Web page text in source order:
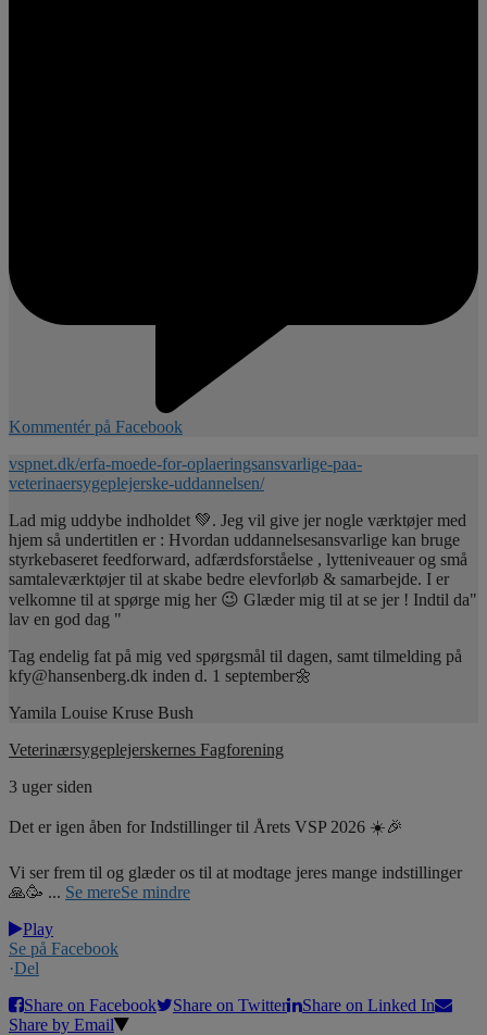
Kommentér på Facebook
vspnet.dk/erfa-moede-for-oplaeringsansvarlige-paa-
veterinaersygeplejerske-uddannelsen/
Lad mig uddybe indholdet 💚. Jeg vil give jer nogle værktøjer med
hjem så undertitlen er : Hvordan uddannelsesansvarlige kan bruge
styrkebaseret feedforward, adfærdsforståelse , lytteniveauer og små
samtaleværktøjer til at skabe bedre elevforløb & samarbejde. I er
velkomne til at spørge mig her 😉 Glæder mig til at se jer ! Indtil da"
lav en god dag "
Tag endelig fat på mig ved spørgsmål til dagen, samt tilmelding på
kfy@hansenberg.dk inden d. 1 september🌼
Yamila Louise Kruse Bush
Veterinærsygeplejerskernes Fagforening
3 uger siden
Det er igen åben for Indstillinger til Årets VSP 2026 ☀️🎉
Vi ser frem til og glæder os til at modtage jeres mange indstillinger
🙏🥳 ... Se mereSe mindre
Play
Se på Facebook
·Del
Share on Facebook
Share on Twitter
Share on Linked In
Share by Email